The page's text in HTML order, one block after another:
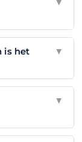
is het
▼
▼